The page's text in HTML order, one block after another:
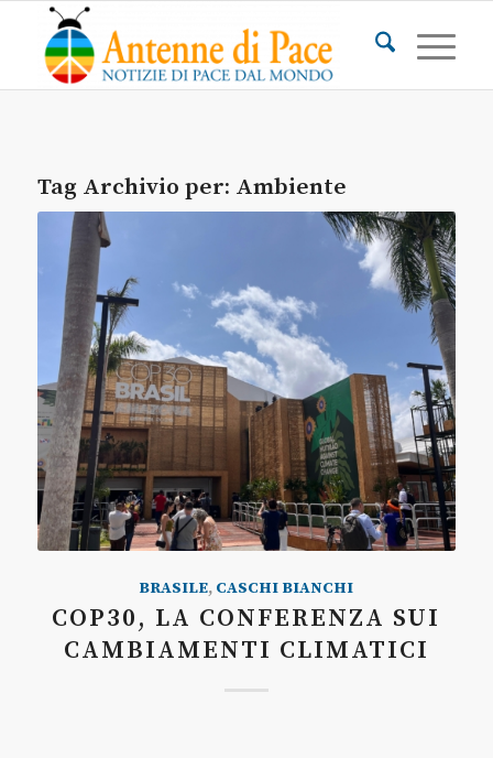
Tag Archivio per: Ambiente
BRASILE, CASCHI BIANCHI
COP30, LA CONFERENZA SUI
CAMBIAMENTI CLIMATICI